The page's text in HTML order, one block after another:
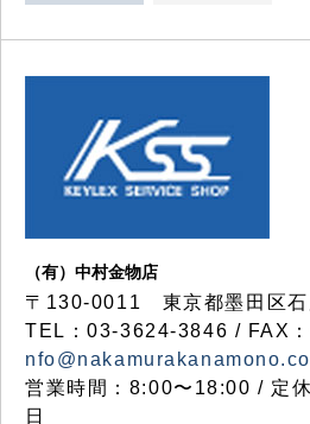
（有）中村金物店
〒130-0011 東京都墨田区
TEL：03-3624-3846 / FAX
営業時間：8:00〜18:00 / 定
日